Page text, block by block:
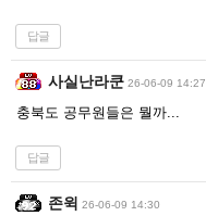
답글
사실난라쿤 26-06-09 14:27
충북도 공무원들은 뭘까...
답글
존윅 26-06-09 14:30